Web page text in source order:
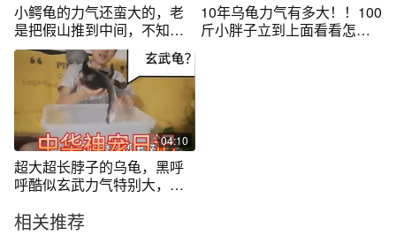
小鳄龟的力气还蛮大的，老
是把假山推到中间，不知道
为什么？
10年乌龟力气有多大！！100
斤小胖子立到上面看看怎么
04:10
超大超长脖子的乌龟，黑呼
呼酷似玄武力气特别大，玄
相关推荐